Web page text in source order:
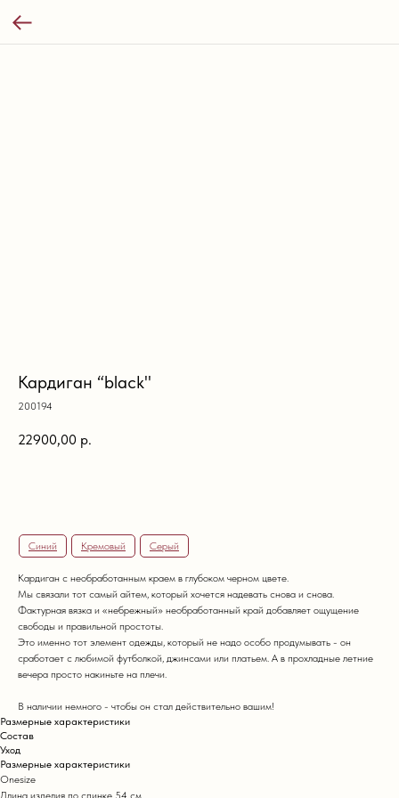
Кардиган “black"
200194
22900,00 р.
Синий Кремовый Серый
Кардиган с необработанным краем в глубоком черном цвете.
Мы связали тот самый айтем, который хочется надевать снова и снова.
Фактурная вязка и «небрежный» необработанный край добавляет ощущение
свободы и правильной простоты.
Это именно тот элемент одежды, который не надо особо продумывать - он
сработает с любимой футболкой, джинсами или платьем. А в прохладные летние
вечера просто накиньте на плечи.
В наличии немного - чтобы он стал действительно вашим!
Размерные характеристики
Состав
Уход
Размерные характеристики
Onesize
Длина изделия по спинке 54 см